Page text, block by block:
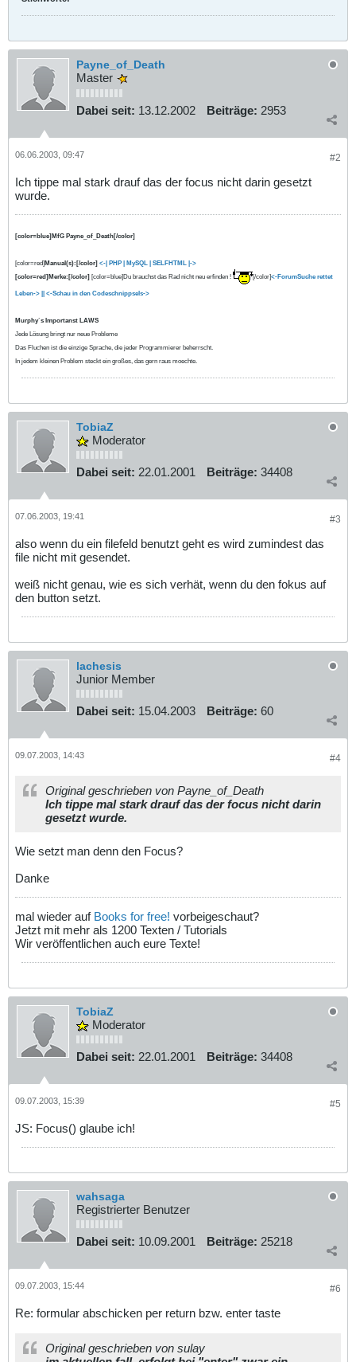
Payne_of_Death
Master
Dabei seit: 13.12.2002 Beiträge: 2953
#2
06.06.2003, 09:47
Ich tippe mal stark drauf das der focus nicht darin gesetzt
wurde.
[color=blue]MfG Payne_of_Death[/color]
[color=red]Manual(s):[/color] <-| PHP | MySQL | SELFHTML |->
[color=red]Merke:[/color] [color=blue]Du brauchst das Rad nicht neu erfinden ! [/color]<-ForumSuche rettet
Leben-> || <-Schau in den Codeschnippsels->
Murphy`s Importanst LAWS
Jede Lösung bringt nur neue Probleme
Das Fluchen ist die einzige Sprache, die jeder Programmierer beherrscht.
In jedem kleinen Problem steckt ein großes, das gern raus moechte.
TobiaZ
Moderator
Dabei seit: 22.01.2001 Beiträge: 34408
#3
07.06.2003, 19:41
also wenn du ein filefeld benutzt geht es wird zumindest das
file nicht mit gesendet.
weiß nicht genau, wie es sich verhät, wenn du den fokus auf
den button setzt.
lachesis
Junior Member
Dabei seit: 15.04.2003 Beiträge: 60
#4
09.07.2003, 14:43
Original geschrieben von Payne_of_Death
Ich tippe mal stark drauf das der focus nicht darin
gesetzt wurde.
Wie setzt man denn den Focus?
Danke
mal wieder auf Books for free! vorbeigeschaut?
Jetzt mit mehr als 1200 Texten / Tutorials
Wir veröffentlichen auch eure Texte!
TobiaZ
Moderator
Dabei seit: 22.01.2001 Beiträge: 34408
#5
09.07.2003, 15:39
JS: Focus() glaube ich!
wahsaga
Registrierter Benutzer
Dabei seit: 10.09.2001 Beiträge: 25218
#6
09.07.2003, 15:44
Re: formular abschicken per return bzw. enter taste
Original geschrieben von sulay